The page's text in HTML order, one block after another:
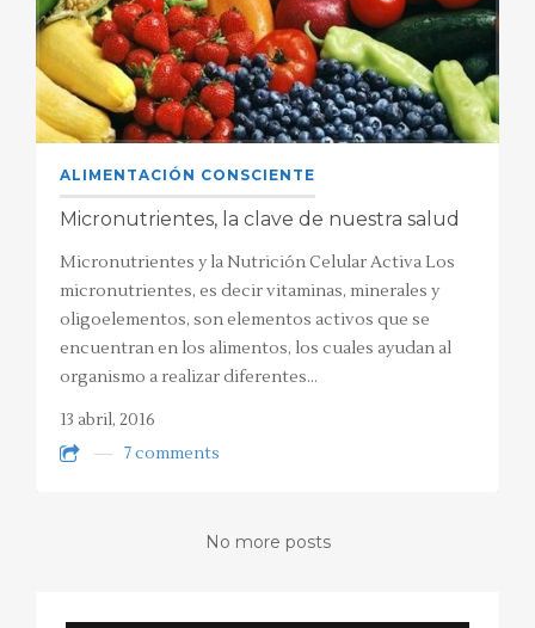
ALIMENTACIÓN CONSCIENTE
Micronutrientes, la clave de nuestra salud
Micronutrientes y la Nutrición Celular Activa Los
micronutrientes, es decir vitaminas, minerales y
oligoelementos, son elementos activos que se
encuentran en los alimentos, los cuales ayudan al
organismo a realizar diferentes…
13 abril, 2016
7 comments
No more posts